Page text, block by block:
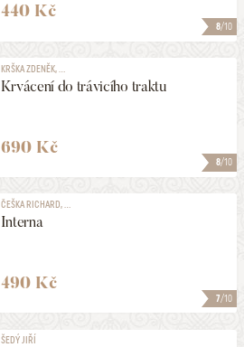
8/10
440 Kč
8/10
KRŠKA ZDENĚK, ...
Krvácení do trávicího traktu
690 Kč
7/10
ČEŠKA RICHARD, ...
Interna
490 Kč
ŠEDÝ JIŘÍ